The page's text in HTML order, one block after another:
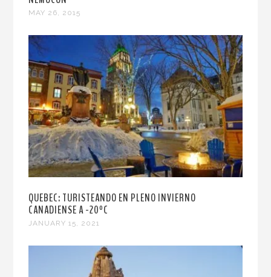
MAY 26, 2015
QUEBEC: TURISTEANDO EN PLENO INVIERNO
CANADIENSE A -20ºC
JANUARY 15, 2021